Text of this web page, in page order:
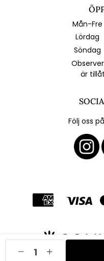
Mån-Fre
Lördag
Söndag
är
Följ oss